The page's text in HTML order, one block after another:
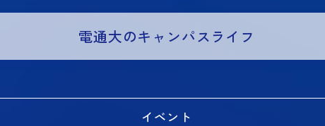
電通大のキャンパスライフ
イベント